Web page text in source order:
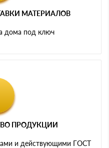
МАТЕРИАЛОВ
дома под ключ
ПРОДУКЦИИ
и действующими ГОСТ